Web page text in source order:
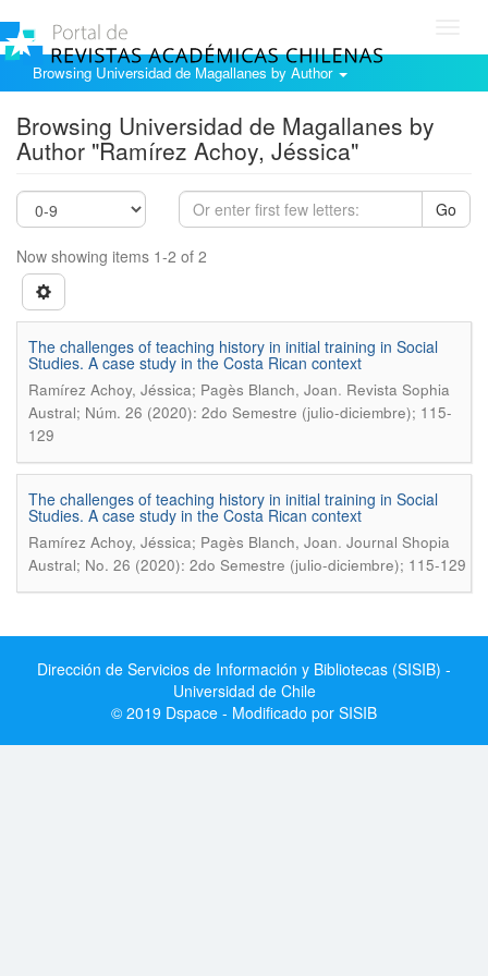
Browsing Universidad de Magallanes by Author
Browsing Universidad de Magallanes by
Author "Ramírez Achoy, Jéssica"
Go
Now showing items 1-2 of 2
The challenges of teaching history in initial training in Social
Studies. A case study in the Costa Rican context
Ramírez Achoy, Jéssica; Pagès Blanch, Joan. Revista Sophia
Austral; Núm. 26 (2020): 2do Semestre (julio-diciembre); 115-
129
The challenges of teaching history in initial training in Social
Studies. A case study in the Costa Rican context
Ramírez Achoy, Jéssica; Pagès Blanch, Joan. Journal Shopia
Austral; No. 26 (2020): 2do Semestre (julio-diciembre); 115-129
Dirección de Servicios de Información y Bibliotecas (SISIB) -
Universidad de Chile
© 2019 Dspace - Modificado por SISIB